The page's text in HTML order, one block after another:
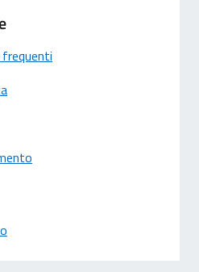
frequenti